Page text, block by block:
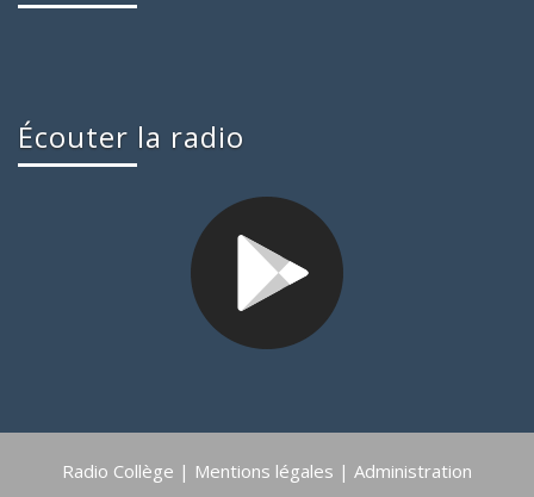
Écouter la radio
Radio Collège | Mentions légales | Administration